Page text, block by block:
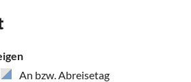
An bzw. Abreisetag